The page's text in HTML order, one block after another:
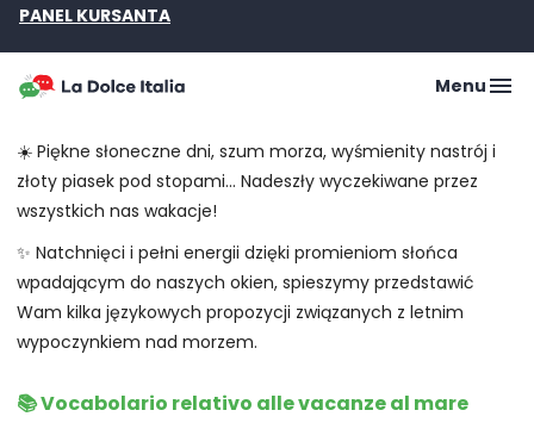
PANEL KURSANTA
Menu
☀️ Piękne słoneczne dni, szum morza, wyśmienity nastrój i
złoty piasek pod stopami… Nadeszły wyczekiwane przez
wszystkich nas wakacje!
✨ Natchnięci i pełni energii dzięki promieniom słońca
wpadającym do naszych okien, spieszymy przedstawić
Wam kilka językowych propozycji związanych z letnim
wypoczynkiem nad morzem.
📚 Vocabolario relativo alle vacanze al mare